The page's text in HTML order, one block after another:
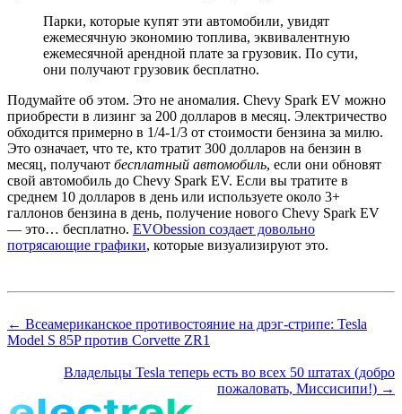
Парки, которые купят эти автомобили, увидят
ежемесячную экономию топлива, эквивалентную
ежемесячной арендной плате за грузовик. По сути,
они получают грузовик бесплатно.
Подумайте об этом. Это не аномалия. Chevy Spark EV можно
приобрести в лизинг за 200 долларов в месяц. Электричество
обходится примерно в 1/4-1/3 от стоимости бензина за милю.
Это означает, что те, кто тратит 300 долларов на бензин в
месяц, получают бесплатный автомобиль, если они обновят
свой автомобиль до Chevy Spark EV. Если вы тратите в
среднем 10 долларов в день или используете около 3+
галлонов бензина в день, получение нового Chevy Spark EV
— это… бесплатно. EVObession создает довольно
потрясающие графики, которые визуализируют это.
← Всеамериканское противостояние на дрэг-стрипе: Tesla
Model S 85P против Corvette ZR1
Владельцы Tesla теперь есть во всех 50 штатах (добро
пожаловать, Миссисипи!) →